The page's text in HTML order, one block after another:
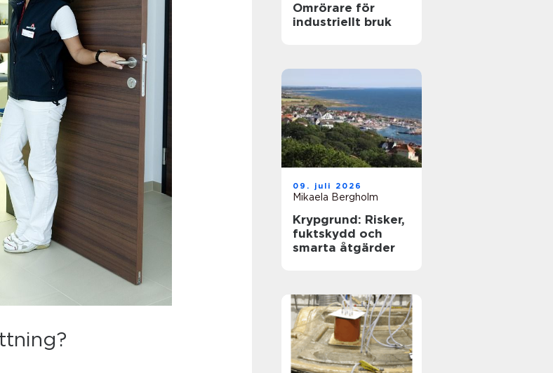
Omrörare för
industriellt bruk
09. juli 2026
Mikaela Bergholm
Krypgrund: Risker,
fuktskydd och
smarta åtgärder